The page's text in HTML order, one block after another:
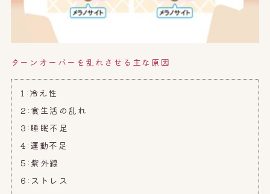
ターンオーバーを乱れさせる主な原因
1:冷え性
2: 食生活の乱れ
3: 睡眠不足
4:運動不足
5:紫外線
6:ストレス